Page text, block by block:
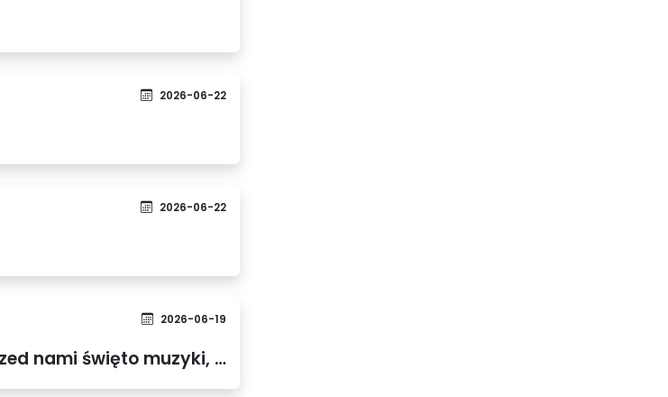
2026-06-22
2026-06-22
2026-06-19
Różane Dni Dobrej 2026 już 21 czerwca. Przed nami święto muzyki, kultury i lokalnej wspólnoty